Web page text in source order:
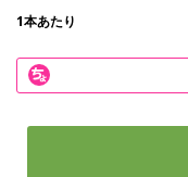
1本あたり